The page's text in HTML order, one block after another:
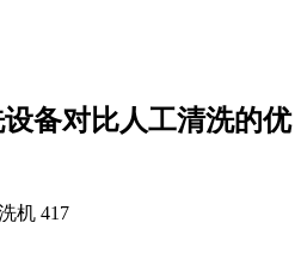
备对比人工清洗的优
机 417